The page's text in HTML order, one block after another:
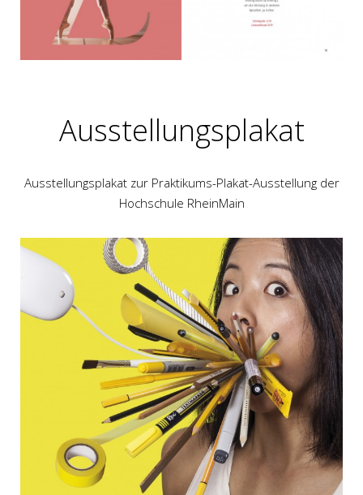
Ausstellungsplakat
Ausstellungsplakat zur Praktikums-Plakat-Ausstellung der
Hochschule RheinMain